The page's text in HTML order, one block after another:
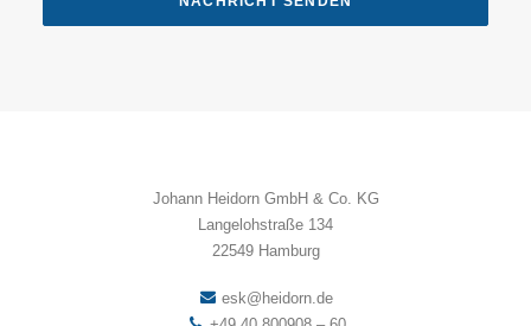
Johann Heidorn GmbH & Co. KG
Langelohstraße 134
22549 Hamburg
esk@heidorn.de